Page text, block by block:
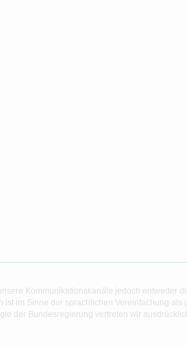
Kommunikationskanäle jedoch entweder
im Sinne der sprachlichen Vereinfachung
der Bundesregierung vertreten wir